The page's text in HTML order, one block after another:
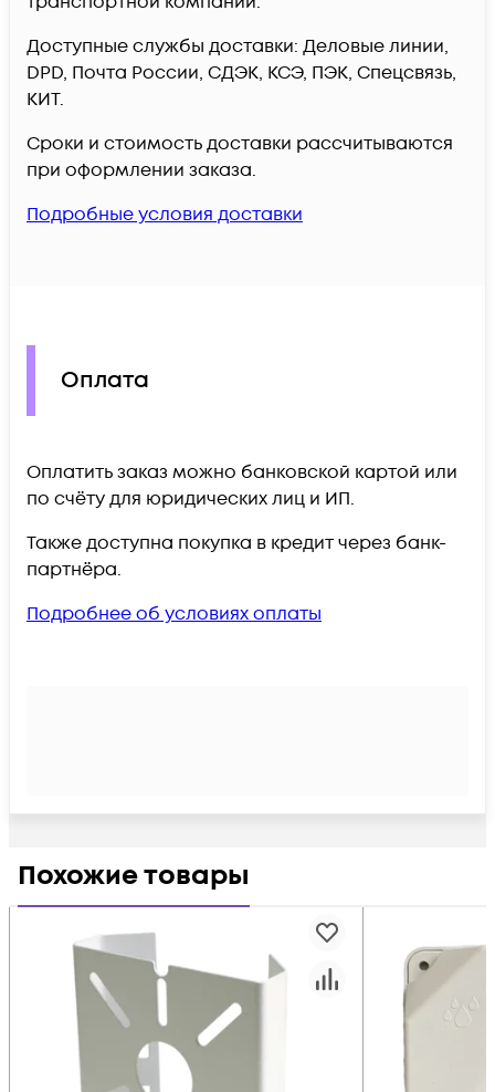
Доступные службы доставки: Деловые линии,
DPD, Почта России, СДЭК, КСЭ, ПЭК, Спецсвязь,
КИТ.
Сроки и стоимость доставки рассчитываются
при оформлении заказа.
Подробные условия доставки
Оплата
Оплатить заказ можно банковской картой или
по счёту для юридических лиц и ИП.
Также доступна покупка в кредит через банк-
партнёра.
Подробнее об условиях оплаты
Похожие товары